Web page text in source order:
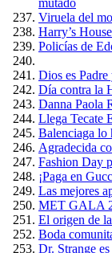
mutado
Viruela del
Harry’s
Policías de
Dios es
Día contra la
Danna Paola
Llega Tecate
Balenciaga lo
Agradecida
Fashion Day
¡Paga en
Las mejores
MET GALA
El origen de
Boda
Dr. Strange